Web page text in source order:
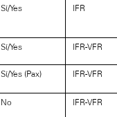
Sí/Yes IFR
Sí/Yes IFR-VFR
Sí/Yes (Pax) IFR-VFR
No IFR-VFR